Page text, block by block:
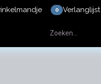
0 Verlanglijst